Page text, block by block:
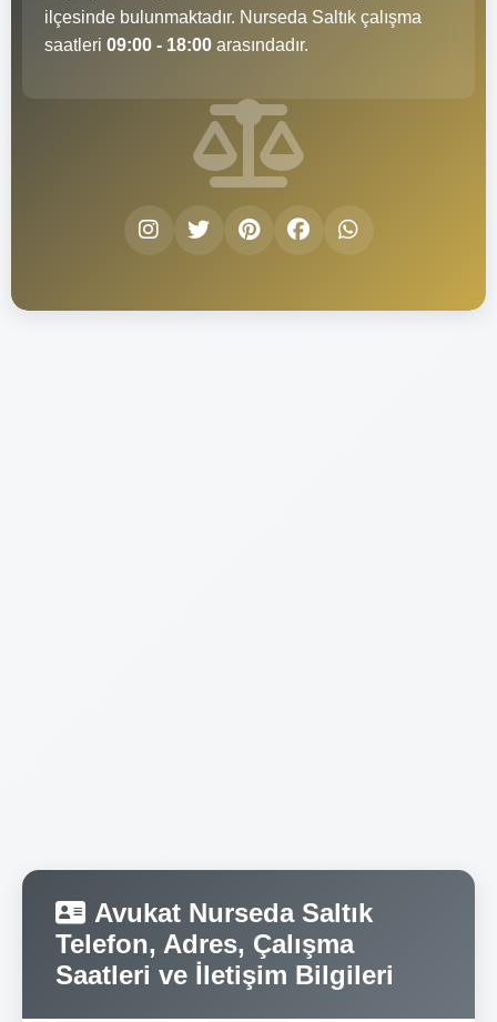
ilçesinde bulunmaktadır. Nurseda Saltık çalışma
saatleri 09:00 - 18:00 arasındadır.
Avukat Nurseda Saltık
Telefon, Adres, Çalışma
Saatleri ve İletişim Bilgileri